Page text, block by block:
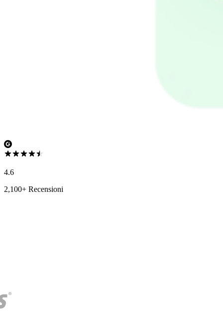
4.6
2,100+ Recensioni